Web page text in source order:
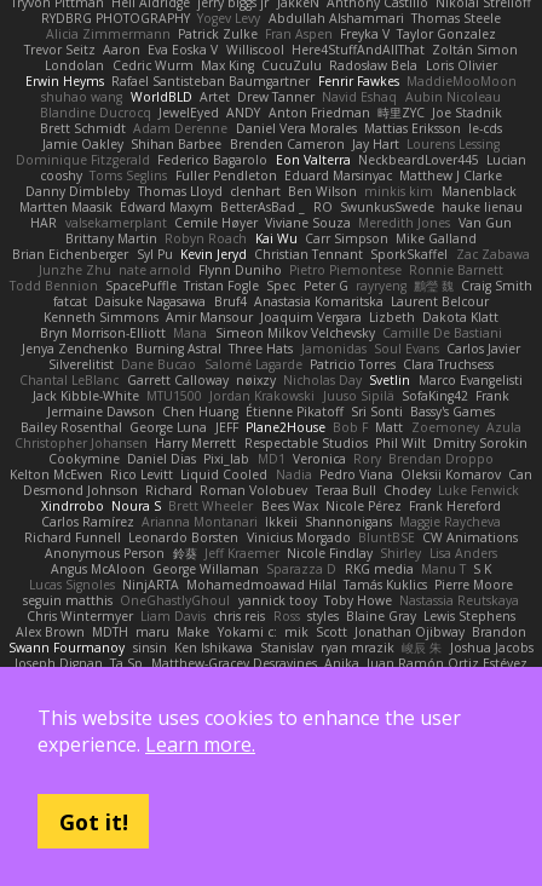
RYDBRG PHOTOGRAPHY Yogev Levy Abdullah Alshammari Thomas Steele
Alicia Zimmermann Patrick Zulke Fran Aspen Freyka V Taylor Gonzalez
Trevor Seitz Aaron Eva Eoska V Williscool Here4StuffAndAllThat Zoltán Simon
Londolan
Cedric Wurm Max King CucuZulu Radosław Bela
Loris Olivier
Erwin Heyms Rafael Santisteban Baumgartner Fenrir Fawkes MaddieMooMoon
shuhao wang WorldBLD Artet Drew Tanner Navid Eshaq Aubin Nicoleau
Blandine Ducrocq JewelEyed ANDY Anton Friedman 時里ZYC Joe Stadnik
Brett Schmidt Adam Derenne Daniel Vera Morales Mattias Eriksson le-cds
Jamie Oakley Shihan Barbee Brenden Cameron Jay Hart Lourens Lessing
Dominique Fitzgerald Federico Bagarolo Eon Valterra NeckbeardLover445 Lucian
cooshy Toms Seglins Fuller Pendleton Eduard Marsinyac Matthew J Clarke
Danny Dimbleby Thomas Lloyd clenhart Ben Wilson minkis kim
Manenblack
Martten Maasik Edward Maxym BetterAsBad _ RO SwunkusSwede hauke lienau
HAR valsekamerplant Cemile Høyer Viviane Souza Meredith Jones Van Gun
Brittany Martin Robyn Roach Kai Wu Carr Simpson Mike Galland
Brian Eichenberger Syl Pu Kevin Jeryd Christian Tennant SporkSkaffel
Zac Zabawa
Junzhe Zhu nate arnold Flynn Duniho Pietro Piemontese Ronnie Barnett
Todd Bennion SpacePuffle Tristan Fogle Spec Peter G rayryeng 鸝瑩 魏 Craig Smith
fatcat Daisuke Nagasawa Bruf4 Anastasia Komaritska Laurent Belcour
Kenneth Simmons Amir Mansour Joaquim Vergara Lizbeth Dakota Klatt
Bryn Morrison-Elliott Mana Simeon Milkov Velchevsky Camille De Bastiani
Jenya Zenchenko Burning Astral Three Hats Jamonidas Soul Evans Carlos Javier
Silverelitist Dane Bucao Salomé Lagarde Patricio Torres Clara Truchsess
Chantal LeBlanc Garrett Calloway nøixzy Nicholas Day Svetlin
Marco Evangelisti
Jack Kibble-White MTU1500 Jordan Krakowski Juuso Sipilä SofaKing42 Frank
Jermaine Dawson Chen Huang Étienne Pikatoff Sri Sonti Bassy's Games
Bailey Rosenthal George Luna JEFF Plane2House Bob F Matt Zoemoney Azula
Christopher Johansen Harry Merrett Respectable Studios Phil Wilt Dmitry Sorokin
Cookymine Daniel Dias Pixi_lab MD1 Veronica Rory Brendan Droppo
Kelton McEwen Rico Levitt Liquid Cooled Nadia Pedro Viana Oleksii Komarov Can
Desmond Johnson Richard Roman Volobuev Teraa Bull Chodey Luke Fenwick
Xindrrobo Noura S Brett Wheeler Bees Wax Nicole Pérez Frank Hereford
Carlos Ramírez Arianna Montanari Ikkeii Shannonigans Maggie Raycheva
Richard Funnell Leonardo Borsten Vinicius Morgado BluntBSE CW Animations
Anonymous Person 鈴葵 Jeff Kraemer Nicole Findlay Shirley Lisa Anders
Angus McAloon George Willaman Sparazza D RKG media Manu T S K
Lucas Signoles NinjARTA Mohamedmoawad Hilal Tamás Kuklics Pierre Moore
seguin matthis OneGhastlyGhoul yannick tooy Toby Howe Nastassia Reutskaya
Chris Wintermyer Liam Davis chris reis Ross styles Blaine Gray Lewis Stephens
Alex Brown MDTH maru Make Yokami c: mik Scott Jonathan Ojibway Brandon
Swann Fourmanoy sinsin Ken Ishikawa Stanislav ryan mrazik 峻辰 朱
Joshua Jacobs
Joseph Dignan Ta Sp Matthew-Gracey Desravines Anika Juan Ramón Ortiz Estévez
dokiderg Brian Lane Nathan Salla S A Cooke Jaber Alarbash Solid Neptune
Donald Stooks Little Weird Kid Stories YUKI SHIBUTANI/ YUN Trevor Larson
Maxim Nordentz Caio Notari Tomi Ollikainen
Samuel Bassale
Mathijs Peerboom Filip Nyborg
תמר פלג טל Kaleo/Dalton
혜영 전 andrew Carbery
This website uses cookies to enhance the user
experience. Learn more.
Got it!